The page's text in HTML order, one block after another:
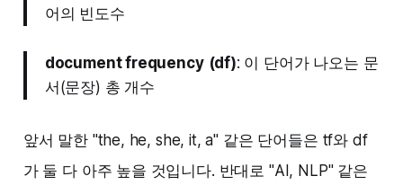
어의 빈도수
document frequency (df): 이 단어가 나오는 문
서(문장) 총 개수
앞서 말한 "the, he, she, it, a" 같은 단어들은 tf와 df
가 둘 다 아주 높을 것입니다. 반대로 "AI, NLP" 같은